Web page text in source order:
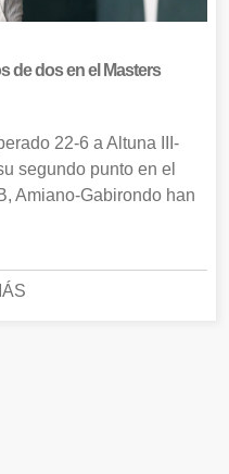
de dos en el Masters
22-6 a Altuna III-
segundo punto en el
Amiano-Gabirondo han